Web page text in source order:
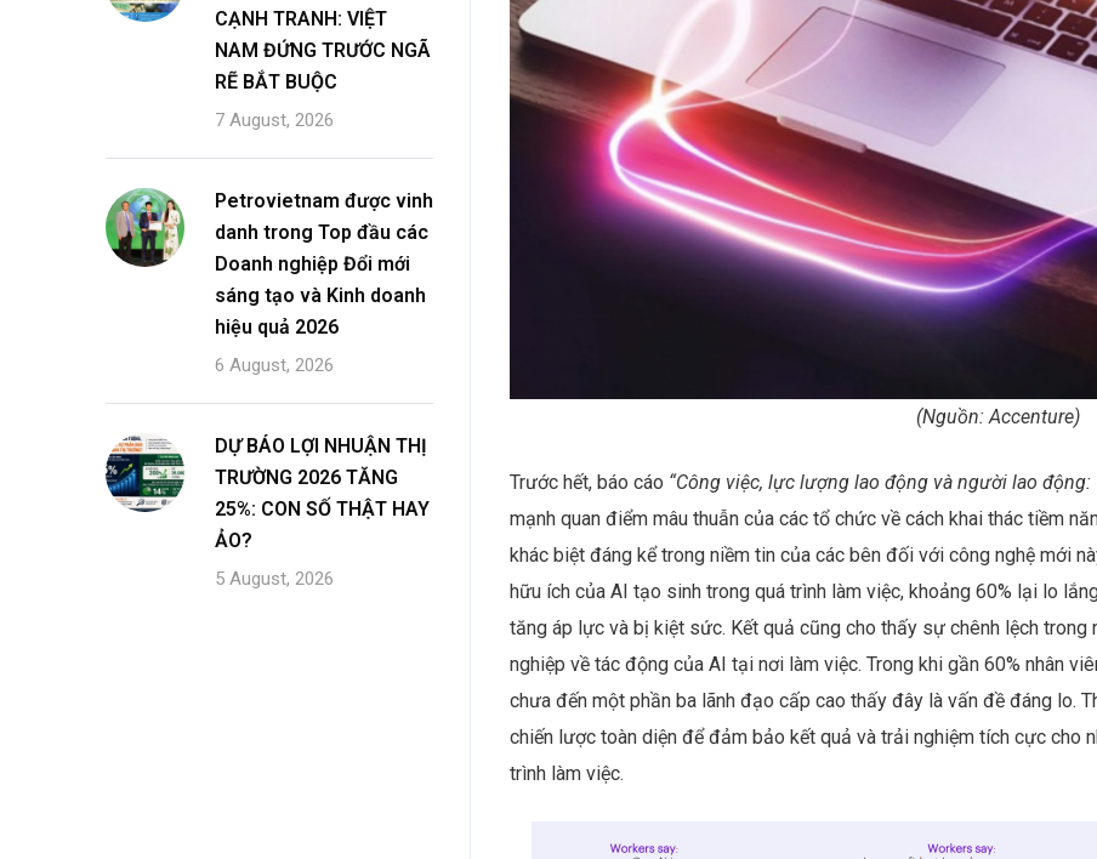
(Nguồn: Accenture)
Trước hết, báo cáo “Công việc, lực lượng lao động và người lao động:
mạnh quan điểm mâu thuẫn của các tổ chức về cách khai thác tiềm
khác biệt đáng kể trong niềm tin của các bên đối với công nghệ mới
hữu ích của AI tạo sinh trong quá trình làm việc, khoảng 60% lại lo
tăng áp lực và bị kiệt sức. Kết quả cũng cho thấy sự chênh lệch trong
nghiệp về tác động của AI tại nơi làm việc. Trong khi gần 60% nhân
chưa đến một phần ba lãnh đạo cấp cao thấy đây là vấn đề đáng lo.
chiến lược toàn diện để đảm bảo kết quả và trải nghiệm tích cực cho
trình làm việc.
CẠNH TRANH: VIỆT
NAM ĐỨNG TRƯỚC NGÃ
RẼ BẮT BUỘC
7 August, 2026
Petrovietnam được vinh
danh trong Top đầu các
Doanh nghiệp Đổi mới
sáng tạo và Kinh doanh
hiệu quả 2026
6 August, 2026
DỰ BÁO LỢI NHUẬN THỊ
TRƯỜNG 2026 TĂNG
25%: CON SỐ THẬT HAY
ẢO?
5 August, 2026